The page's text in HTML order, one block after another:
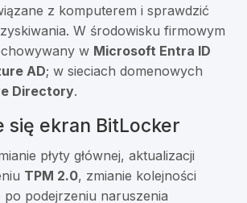
z komputerem i sprawdzić
W środowisku firmowym
w Microsoft Entra ID
AD; w sieciach domenowych
Directory.
się ekran BitLocker
płyty głównej, aktualizacji
TPM 2.0, zmianie kolejności
podejrzeniu naruszenia